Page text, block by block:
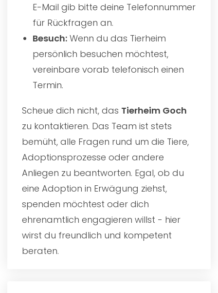
E-Mail gib bitte deine Telefonnummer
für Rückfragen an.
Besuch: Wenn du das Tierheim
persönlich besuchen möchtest,
vereinbare vorab telefonisch einen
Termin.
Scheue dich nicht, das Tierheim Goch
zu kontaktieren. Das Team ist stets
bemüht, alle Fragen rund um die Tiere,
Adoptionsprozesse oder andere
Anliegen zu beantworten. Egal, ob du
eine Adoption in Erwägung ziehst,
spenden möchtest oder dich
ehrenamtlich engagieren willst - hier
wirst du freundlich und kompetent
beraten.